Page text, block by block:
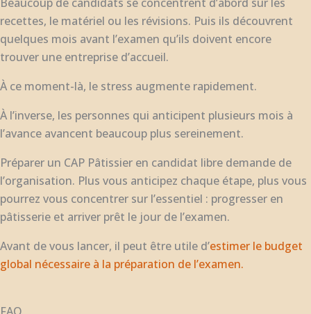
recettes, le matériel ou les révisions. Puis ils découvrent
quelques mois avant l’examen qu’ils doivent encore
trouver une entreprise d’accueil.
À ce moment-là, le stress augmente rapidement.
À l’inverse, les personnes qui anticipent plusieurs mois à
l’avance avancent beaucoup plus sereinement.
Préparer un CAP Pâtissier en candidat libre demande de
l’organisation. Plus vous anticipez chaque étape, plus vous
pourrez vous concentrer sur l’essentiel : progresser en
pâtisserie et arriver prêt le jour de l’examen.
Avant de vous lancer, il peut être utile d’estimer le budget
global nécessaire à la préparation de l’examen.